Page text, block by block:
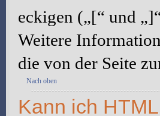
eckigen („[“ und
Weitere
die von der Seite
Nach oben
Kann ich